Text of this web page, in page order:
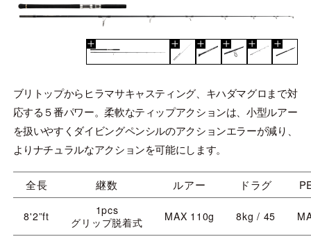
ブリトップからヒラマサキャスティング、キハダマグロまで対
応する５番パワー。柔軟なティップアクションは、小型ルアー
を扱いやすくダイビングペンシルのアクションエラーが減り、
よりナチュラルなアクションを可能にします。
全長 継数 ルアー ドラグ
8'2”ft
1pcs
グリップ脱着式
MAX 110g 8kg / 45